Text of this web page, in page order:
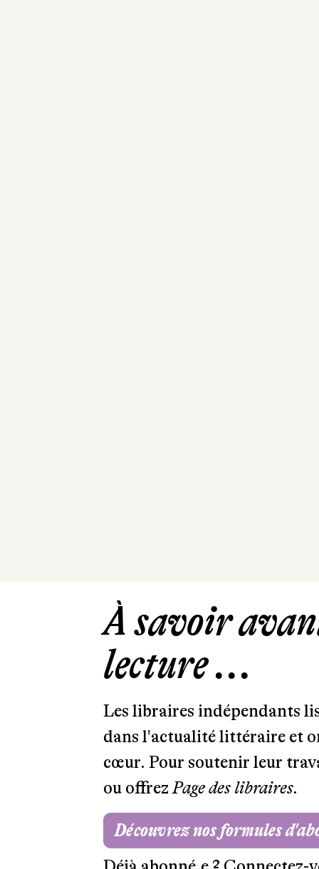
À savoir
lecture ...
Les libraires indépendants
dans l'actualité littéraire et
cœur. Pour soutenir leur
ou offrezPage des libraires.
Découvrez nos formules